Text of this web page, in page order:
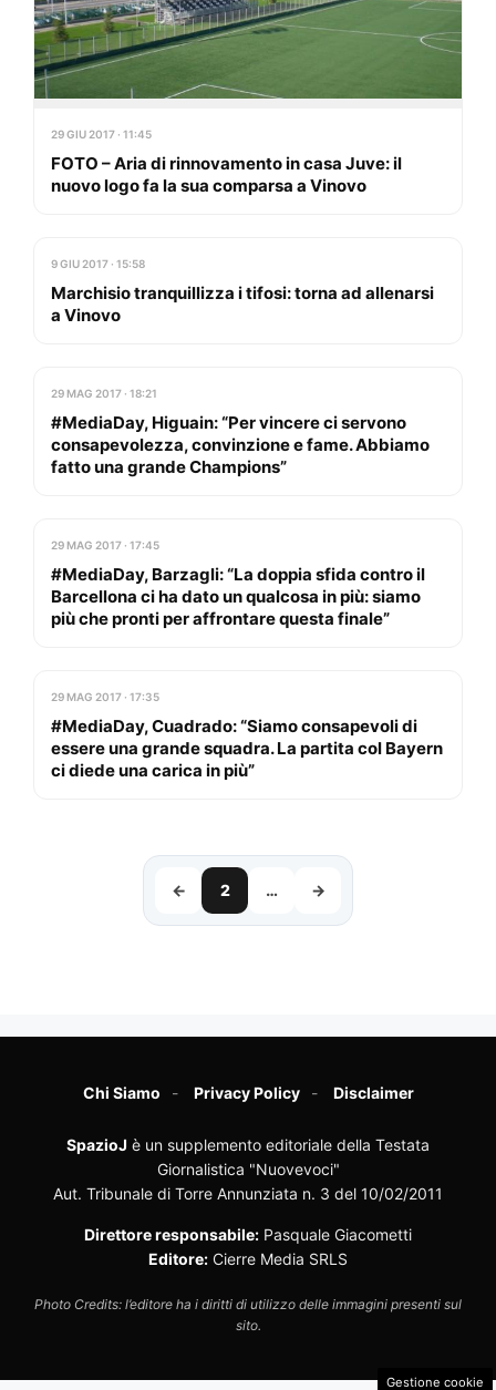
29 GIU 2017 · 11:45
FOTO – Aria di rinnovamento in casa Juve: il
nuovo logo fa la sua comparsa a Vinovo
9 GIU 2017 · 15:58
Marchisio tranquillizza i tifosi: torna ad allenarsi
a Vinovo
29 MAG 2017 · 18:21
#MediaDay, Higuain: “Per vincere ci servono
consapevolezza, convinzione e fame. Abbiamo
fatto una grande Champions”
29 MAG 2017 · 17:45
#MediaDay, Barzagli: “La doppia sfida contro il
Barcellona ci ha dato un qualcosa in più: siamo
più che pronti per affrontare questa finale”
29 MAG 2017 · 17:35
#MediaDay, Cuadrado: “Siamo consapevoli di
essere una grande squadra. La partita col Bayern
ci diede una carica in più”
← 2 … →
Chi Siamo Privacy Policy Disclaimer
SpazioJ è un supplemento editoriale della Testata
Giornalistica "Nuovevoci"
Aut. Tribunale di Torre Annunziata n. 3 del 10/02/2011
Direttore responsabile: Pasquale Giacometti
Editore: Cierre Media SRLS
Photo Credits: l’editore ha i diritti di utilizzo delle immagini presenti sul
sito.
Gestione cookie